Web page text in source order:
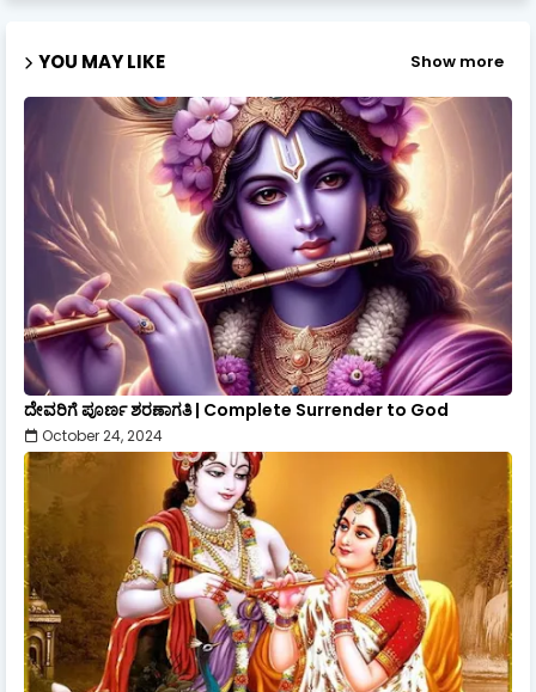
YOU MAY LIKE Show more
ದೇವರಿಗೆ ಪೂರ್ಣ ಶರಣಾಗತಿ | Complete Surrender to God
October 24, 2024